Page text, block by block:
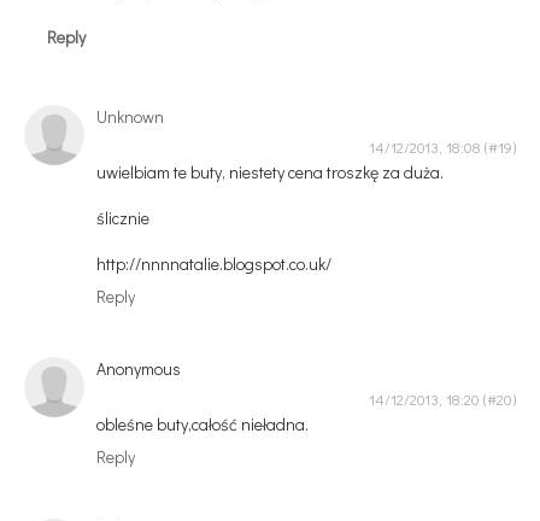
Reply
Unknown
14/12/2013, 18:08
uwielbiam te buty, niestety cena troszkę za duża.
ślicznie
http://nnnnatalie.blogspot.co.uk/
Reply
Anonymous
14/12/2013, 18:20
obleśne buty,całość nieładna.
Reply